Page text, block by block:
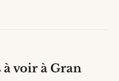
à voir à Gran